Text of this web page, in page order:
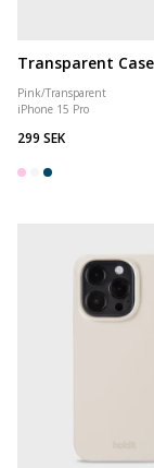
Transparent Case
Pink/Transparent
iPhone 15 Pro
299 SEK